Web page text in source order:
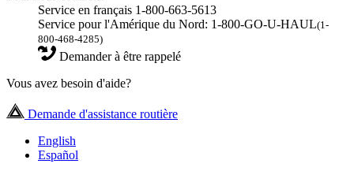
Service en français 1-800-663-5613
Service pour l'Amérique du Nord: 1-800-GO-U-HAUL(1-
800-468-4285)
Demander à être rappelé
Vous avez besoin d'aide?
Demande d'assistance routière
English
Español